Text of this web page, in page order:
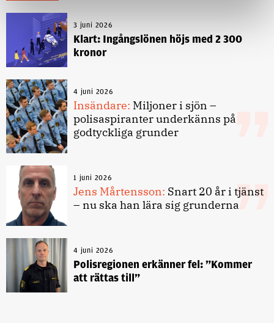
3 juni 2026
Klart: Ingångslönen höjs med 2 300
kronor
4 juni 2026
Insändare: Miljoner i sjön –
polisaspiranter underkänns på
godtyckliga grunder
1 juni 2026
Jens Mårtensson: Snart 20 år i tjänst
– nu ska han lära sig grunderna
4 juni 2026
Polisregionen erkänner fel: ”Kommer
att rättas till”